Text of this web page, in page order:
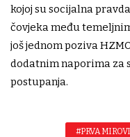
kojoj su socijalna
čovjeka među
još jednom poziva
dodatnim naporima za
postupanja.
#PRVA